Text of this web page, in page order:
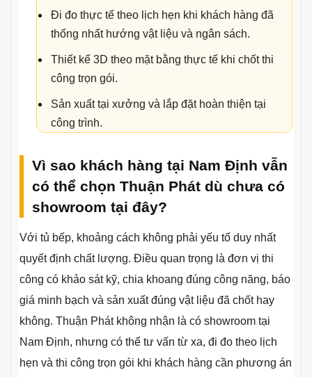
Đi đo thực tế theo lịch hẹn khi khách hàng đã
thống nhất hướng vật liệu và ngân sách.
Thiết kế 3D theo mặt bằng thực tế khi chốt thi
công trọn gói.
Sản xuất tại xưởng và lắp đặt hoàn thiện tại
công trình.
Vì sao khách hàng tại Nam Định vẫn
có thể chọn Thuận Phát dù chưa có
showroom tại đây?
Với tủ bếp, khoảng cách không phải yếu tố duy nhất
quyết định chất lượng. Điều quan trọng là đơn vị thi
công có khảo sát kỹ, chia khoang đúng công năng, báo
giá minh bạch và sản xuất đúng vật liệu đã chốt hay
không. Thuận Phát không nhận là có showroom tại
Nam Định, nhưng có thể tư vấn từ xa, đi đo theo lịch
hẹn và thi công trọn gói khi khách hàng cần phương án